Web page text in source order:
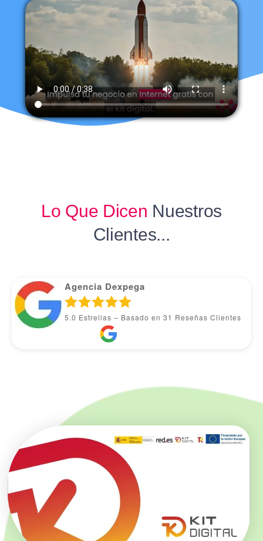
Lo Que Dicen Nuestros
Clientes...
Agencia Dexpega
5.0 Estrellas – Basado en 31 Reseñas Clientes